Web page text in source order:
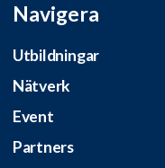
Navigera
Utbildningar
Nätverk
Event
Partners